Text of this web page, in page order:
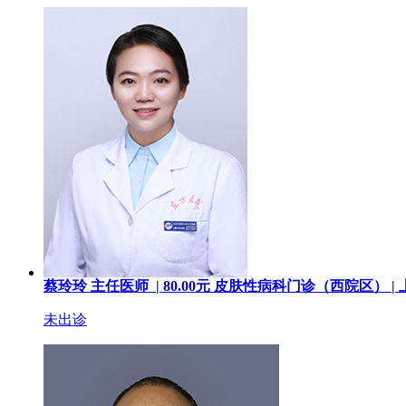
蔡玲玲 主任医师 | 80.00元 皮肤性病科门诊（西院区） |
未出诊